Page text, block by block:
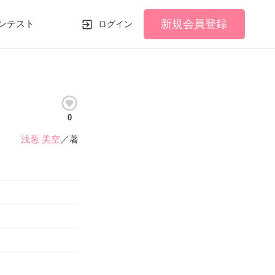
テスト ログイン 新規会員登録
0
浅葱 美空 ／著